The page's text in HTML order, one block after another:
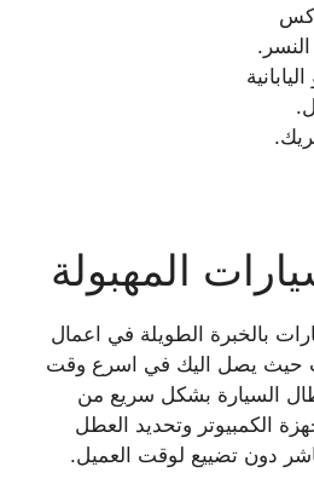
المهبولة
بالخبرة الطويلة في اعمال
حيث يصل اليك في اسرع وقت
السيارة بشكل سريع من
الكمبيوتر وتحديد العطل
دون تضييع لوقت العميل.